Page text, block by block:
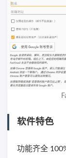
软件特色
功能齐全